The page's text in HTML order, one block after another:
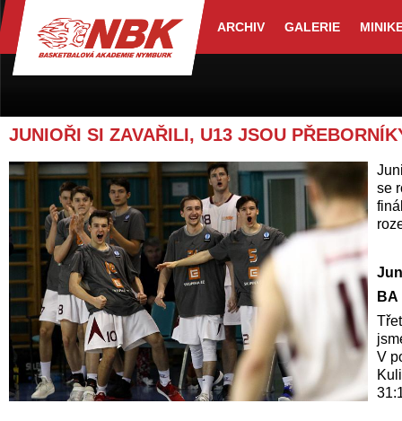
ARCHIV GALERIE
JUNIOŘI SI ZAVAŘILI, U13 JSOU
se
V